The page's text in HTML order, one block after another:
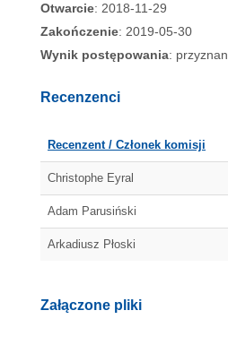
Otwarcie: 2018-11-29
Zakończenie: 2019-05-30
Wynik postępowania:
Recenzenci
Recenzent / Członek komisji
Christophe Eyral
Adam Parusiński
Arkadiusz Płoski
Załączone pliki